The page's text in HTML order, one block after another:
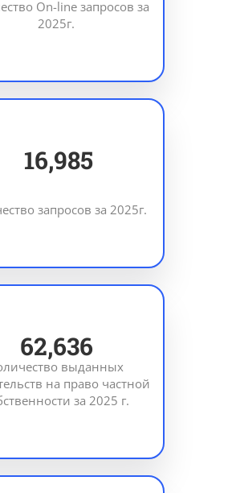
On-line запросов за
2025г.
24,750
запросов за 2025г.
91,272
выданных
на право частной
за 2025 г.